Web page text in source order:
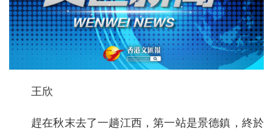
王欣
趕在秋末去了一趟江西，第一站是景德鎮，終於